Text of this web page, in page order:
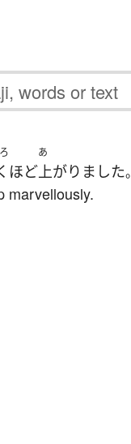
ほど
あ
上がりました。
marvellously.